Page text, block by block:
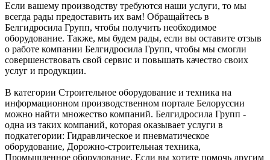
Если вашему производству требуются наши услуги, то мы
всегда рады предоставить их вам! Обращайтесь в
Белгидросила Групп, чтобы получить необходимое
оборудование. Также, мы будем рады, если вы оставите отзыв
о работе компании Белгидросила Групп, чтобы мы смогли
совершенствовать свой сервис и повышать качество своих
услуг и продукции.
В категории Строительное оборудование и техника на
информационном производственном портале Белоруссии
можно найти множество компаний. Белгидросила Групп -
одна из таких компаний, которая оказывает услуги в
подкатегории: Гидравлическое и пневматическое
оборудование, Дорожно-строительная техника,
Промышленное оборудование. Если вы хотите помочь другим